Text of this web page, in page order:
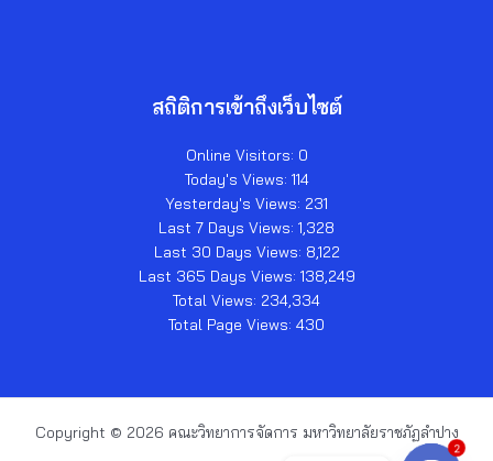
สถิติการเข้าถึงเว็บไซต์
Online Visitors: 0
Today's Views: 114
Yesterday's Views: 231
Last 7 Days Views: 1,328
Last 30 Days Views: 8,122
Last 365 Days Views: 138,249
Total Views: 234,334
Total Page Views: 430
Copyright © 2026 คณะวิทยาการจัดการ มหาวิทยาลัยราชภัฏลำปาง
2